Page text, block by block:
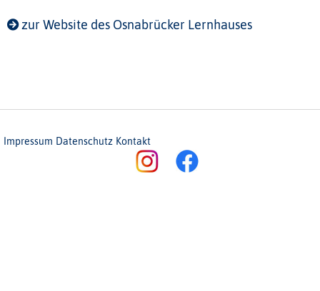
zur Website des Osnabrücker Lernhauses
Impressum Datenschutz Kontakt